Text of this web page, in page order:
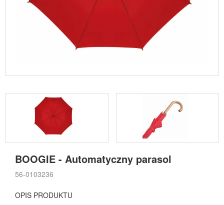
BOOGIE - Automatyczny parasol
56-0103236
OPIS PRODUKTU